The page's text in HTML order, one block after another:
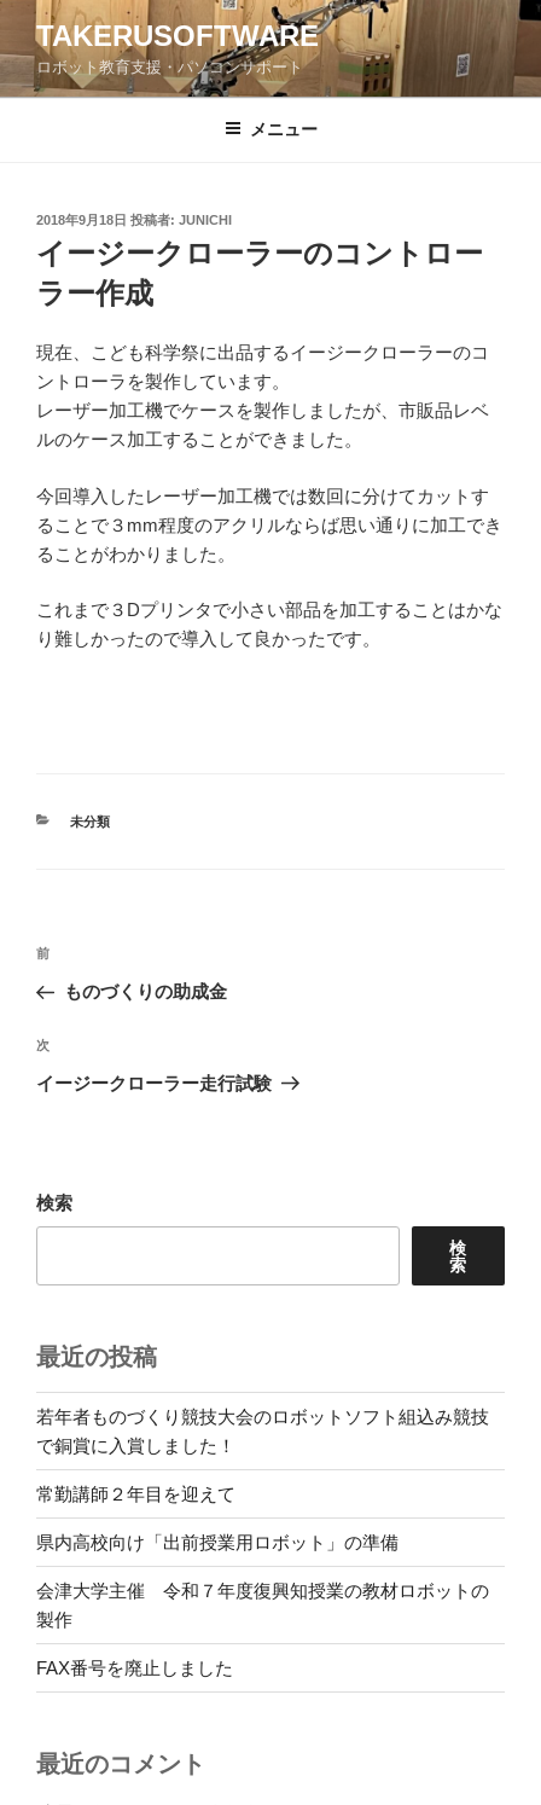
テ
ン
TAKERUSOFTWARE
ロボット教育支援・パソコンサポート
メニュー
投
日:
2018年9月18日 投稿者: JUNICHI
イージークローラーのコントロー
ラー作成
現在、こども科学祭に出品するイージークローラーのコ
ントローラを製作しています。
レーザー加工機でケースを製作しましたが、市販品レベ
ルのケース加工することができました。
今回導入したレーザー加工機では数回に分けてカットす
ることで３mm程度のアクリルならば思い通りに加工でき
ることがわかりました。
これまで３Dプリンタで小さい部品を加工することはかな
り難しかったので導入して良かったです。
カ
未分類
投
ナ
ビ
ゲ
ン
前
の
稿
前
ものづくりの助成金
次
の
次
イージークローラー走行試験
検索
検
索
最近の投稿
若年者ものづくり競技大会のロボットソフト組込み競技
で銅賞に入賞しました！
常勤講師２年目を迎えて
県内高校向け「出前授業用ロボット」の準備
会津大学主催 令和７年度復興知授業の教材ロボットの
製作
FAX番号を廃止しました
最近のコメント